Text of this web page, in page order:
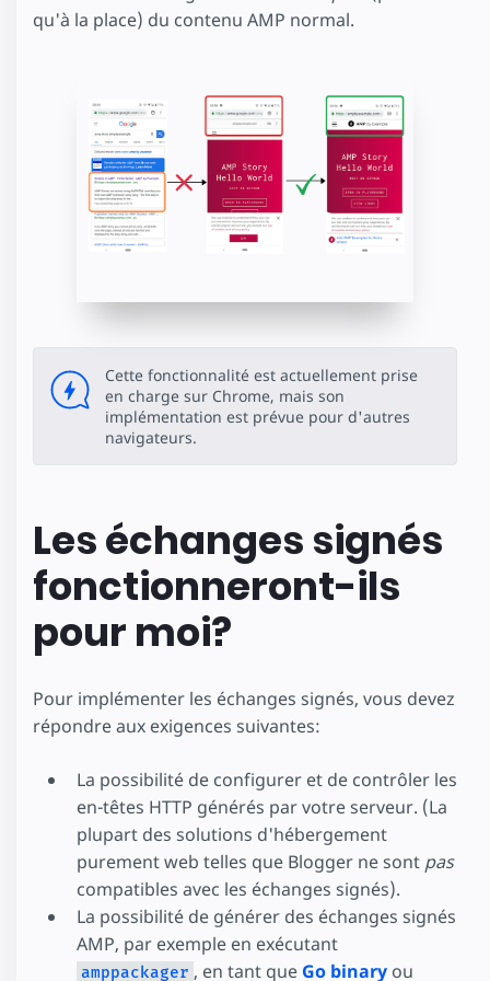
qu'à la place) du contenu AMP normal.
Cette fonctionnalité est actuellement prise
en charge sur Chrome, mais son
implémentation est prévue pour d'autres
navigateurs.
Les échanges signés
fonctionneront-ils
pour moi?
Pour implémenter les échanges signés, vous devez
répondre aux exigences suivantes:
La possibilité de configurer et de contrôler les
en-têtes HTTP générés par votre serveur. (La
plupart des solutions d'hébergement
purement web telles que Blogger ne sont pas
compatibles avec les échanges signés).
La possibilité de générer des échanges signés
AMP, par exemple en exécutant
amppackager , en tant que Go binary ou